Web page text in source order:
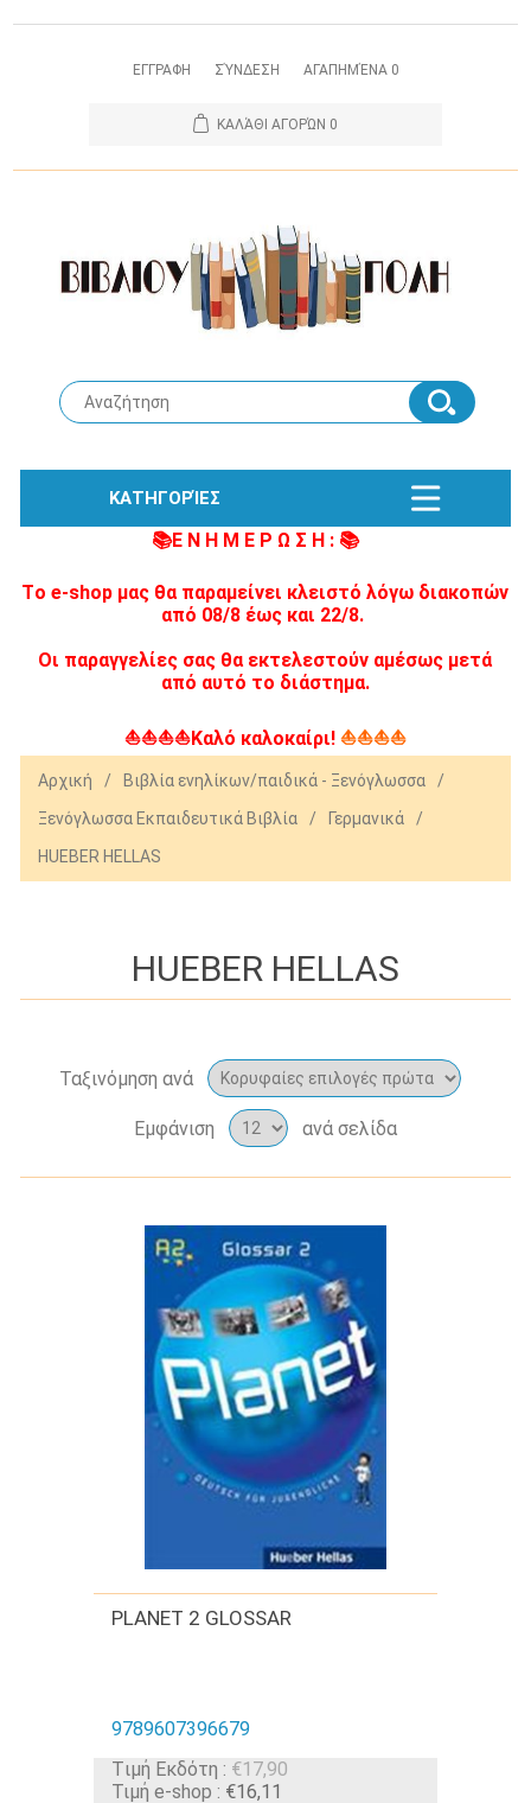
ΕΓΓΡΑΦΗ ΣΎΝΔΕΣΗ ΑΓΑΠΗΜΈΝΑ 0
ΚΑΛΆΘΙ ΑΓΟΡΏΝ 0
ΚΑΤΗΓΟΡΊΕΣ
📚Ε Ν Η Μ Ε Ρ Ω Σ Η : 📚
Tο e-shop μας θα παραμείνει κλειστό λόγω διακοπών
από 08/8 έως και 22/8.
Οι παραγγελίες σας θα εκτελεστούν αμέσως μετά
από αυτό το διάστημα.
⛵⛵⛵⛵Καλό καλοκαίρι! ⛵⛵⛵⛵
Αρχική / Βιβλία ενηλίκων/παιδικά - Ξενόγλωσσα
/
Ξενόγλωσσα Εκπαιδευτικά Βιβλία
/ Γερμανικά
/
HUEBER HELLAS
HUEBER HELLAS
Ταξινόμηση ανά
Εμφάνιση ανά σελίδα
PLANET 2 GLOSSAR
9789607396679
Tιμή Εκδότη : €17,90
Τιμή e-shop : €16,11